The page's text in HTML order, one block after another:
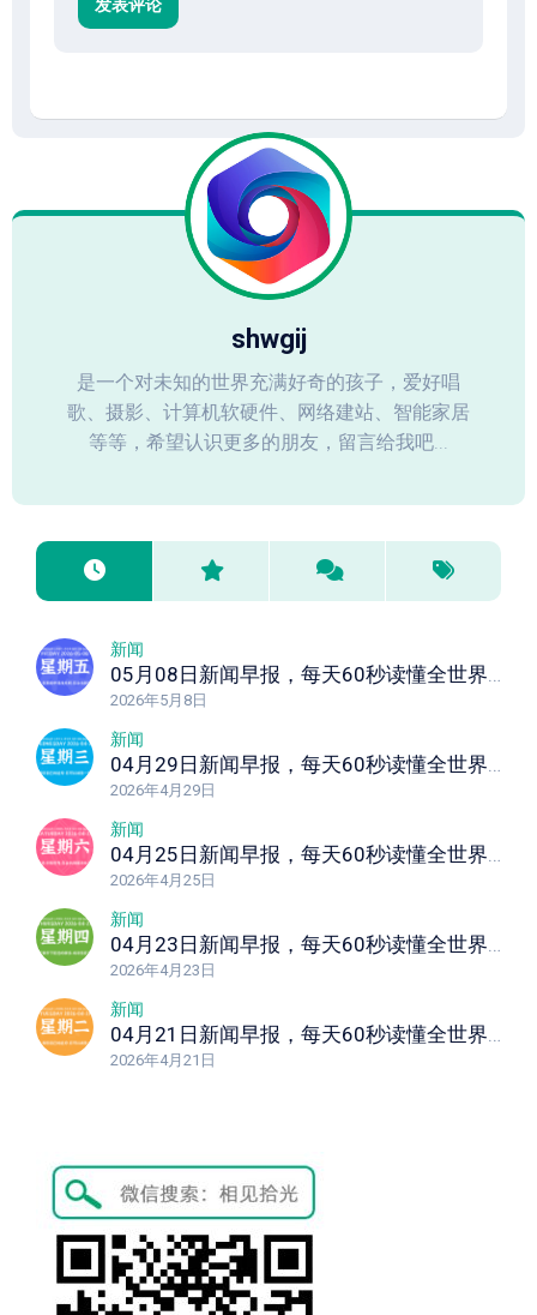
shwgij
是一个对未知的世界充满好奇的孩子，爱好唱
歌、摄影、计算机软硬件、网络建站、智能家居
等等，希望认识更多的朋友，留言给我吧...
新闻
05月08日新闻早报，每天60秒读懂全世界！
2026年5月8日
新闻
04月29日新闻早报，每天60秒读懂全世界！
2026年4月29日
新闻
04月25日新闻早报，每天60秒读懂全世界！
2026年4月25日
新闻
04月23日新闻早报，每天60秒读懂全世界！
2026年4月23日
新闻
04月21日新闻早报，每天60秒读懂全世界！
2026年4月21日